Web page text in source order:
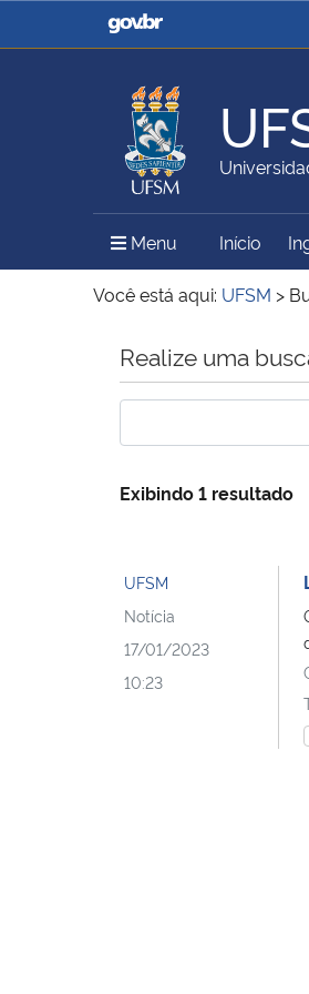
Casa Civil
Ministério da Agricultura,
Pecuária e Abastecimento
Ministério do Meio Ambiente
Menu MenuInício
Você está aqui: UFSM >
Início do conteúdo
Realize uma
Exibindo 1 resultado
UFSM
Notícia
17/01/2023
10:23